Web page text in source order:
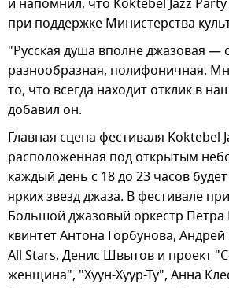
при поддержке Министерства
"Русская душа вполне джазовая —
разнообразная, полифоничная.
то, что всегда находит отклик в
добавил он.
Главная сцена фестиваля Koktebel
расположенная под открытым
каждый день с 18 до 23 часов
ярких звезд джаза. В фестивале
Большой джазовый оркестр Петра
квинтет Антона Горбунова,
All Stars, Денис Швытов и проект
женщина", "Хуун-Хуур-Ту", Анна